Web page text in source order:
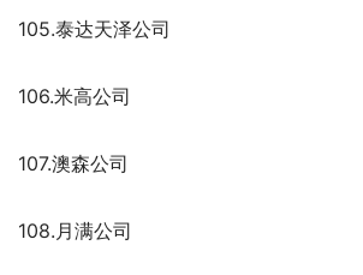
105.泰达天泽公司
106.米高公司
107.澳森公司
108.月满公司